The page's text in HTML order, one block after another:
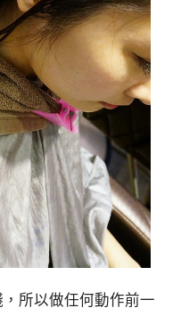
所以做任何動作前一